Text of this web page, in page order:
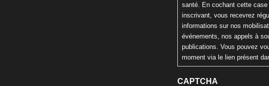
santé. En cochant cette case
inscrivant, vous recevrez
informations sur nos
événements, nos appels à
publications. Vous pouvez
moment via le lien présent
CAPTCHA